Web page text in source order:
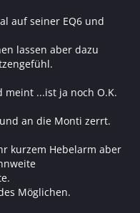
auf seiner EQ6 und
lassen aber dazu
...ist ja noch O.K.
an die Monti zerrt.
kurzem Hebelarm aber
Möglichen.